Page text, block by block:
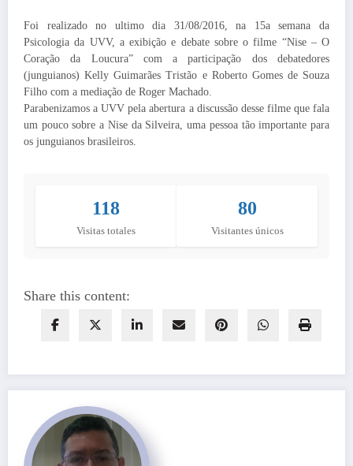
Foi realizado no ultimo dia 31/08/2016, na 15a semana da
Psicologia da UVV, a exibição e debate sobre o filme “Nise – O
Coração da Loucura” com a participação dos debatedores
(junguianos) Kelly Guimarães Tristão e Roberto Gomes de Souza
Filho com a mediação de Roger Machado.
Parabenizamos a UVV pela abertura a discussão desse filme que fala
um pouco sobre a Nise da Silveira, uma pessoa tão importante para
os junguianos brasileiros.
118
Visitas totales
80
Visitantes únicos
Share this content: